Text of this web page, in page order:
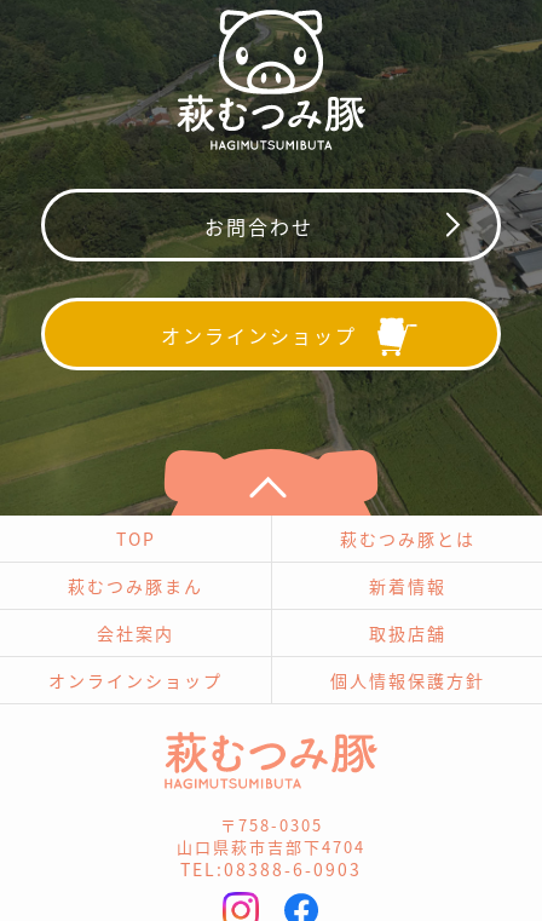
お問合わせ
オンラインショップ
TOP
萩むつみ豚とは
萩むつみ豚まん
新着情報
会社案内
取扱店舗
オンラインショップ
個人情報保護方針
〒758-0305
山口県萩市吉部下4704
TEL:08388-6-0903